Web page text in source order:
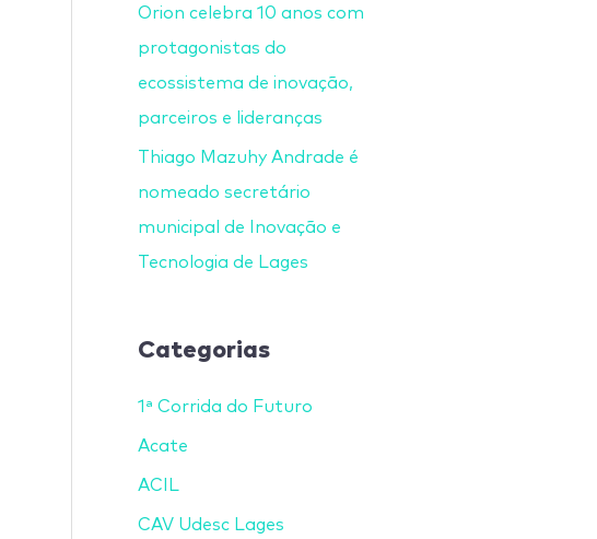
Orion celebra 10 anos com
protagonistas do
ecossistema de inovação,
parceiros e lideranças
Thiago Mazuhy Andrade é
nomeado secretário
municipal de Inovação e
Tecnologia de Lages
Categorias
1ª Corrida do Futuro
Acate
ACIL
CAV Udesc Lages